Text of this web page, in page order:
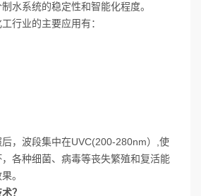
水系统的稳定性和智能化程度。
行业的主要应用有：
，波段集中在UVC(200-280nm）,使
各种细菌、病毒等丧失繁殖和复活能
。
？